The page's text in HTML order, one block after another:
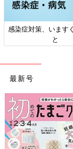
感染症対策、います
と
最新号